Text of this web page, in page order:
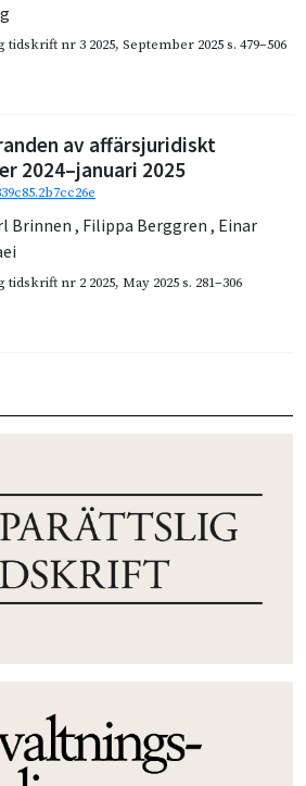
tidskrift nr 3 2025, September 2025s. 479–506
av affärsjuridiskt
2024–januari 2025
Brinnen , Filippa Berggren , Einar
tidskrift nr 2 2025, May 2025s. 281–306